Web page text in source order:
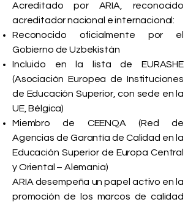
Acreditado por ARIA, reconocido
acreditador nacional e internacional:
Reconocido oficialmente por el
Gobierno de Uzbekistán
Incluido en la lista de EURASHE
(Asociación Europea de Instituciones
de Educación Superior, con sede en la
UE, Bélgica)
Miembro de CEENQA (Red de
Agencias de Garantía de Calidad en la
Educación Superior de Europa Central
y Oriental – Alemania)
ARIA desempeña un papel activo en la
promoción de los marcos de calidad